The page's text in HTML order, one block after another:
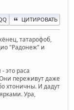
ЦИТИРОВАТЬ
татарофоб,
"Радонеж" и
это раса
переживут даже
хтоничны. И дадут
Ура,